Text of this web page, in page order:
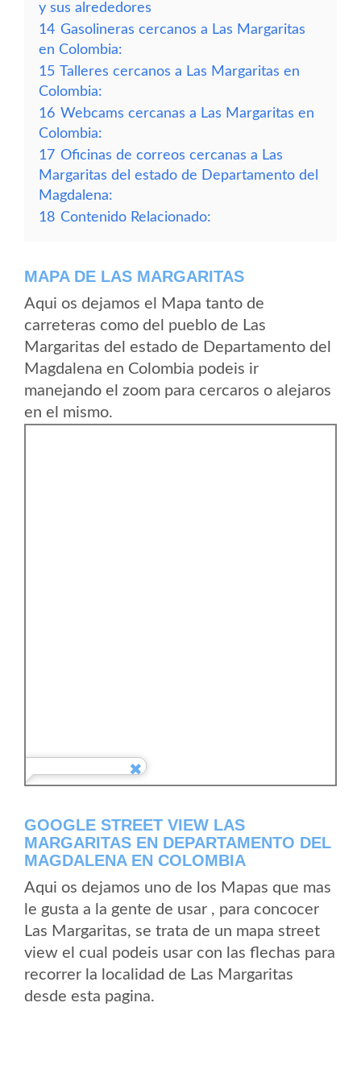
y sus alrededores
14 Gasolineras cercanos a Las Margaritas
en Colombia:
15 Talleres cercanos a Las Margaritas en
Colombia:
16 Webcams cercanas a Las Margaritas en
Colombia:
17 Oficinas de correos cercanas a Las
Margaritas del estado de Departamento del
Magdalena:
18 Contenido Relacionado:
MAPA DE LAS MARGARITAS
Aqui os dejamos el Mapa tanto de
carreteras como del pueblo de Las
Margaritas del estado de Departamento del
Magdalena en Colombia podeis ir
manejando el zoom para cercaros o alejaros
en el mismo.
GOOGLE STREET VIEW LAS
MARGARITAS EN DEPARTAMENTO DEL
MAGDALENA EN COLOMBIA
Aqui os dejamos uno de los Mapas que mas
le gusta a la gente de usar , para concocer
Las Margaritas, se trata de un mapa street
view el cual podeis usar con las flechas para
recorrer la localidad de Las Margaritas
desde esta pagina.